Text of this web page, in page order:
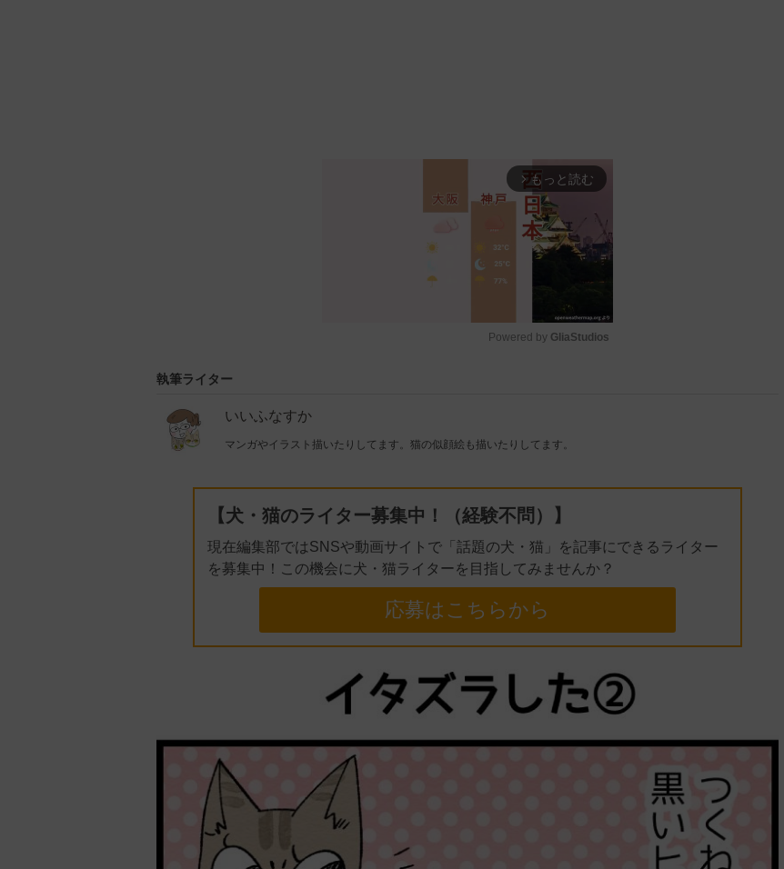
arrow_forward_ios もっと読む
t
Powered by GliaStudios
執筆ライター
いいふなすか
マンガやイラスト描いたりしてます。猫の似顔絵も描いたりしてます。
【犬・猫のライター募集中！（経験不問）】
現在編集部ではSNSや動画サイトで「話題の犬・猫」を記事にできるライター
を募集中！この機会に犬・猫ライターを目指してみませんか？
応募はこちらから